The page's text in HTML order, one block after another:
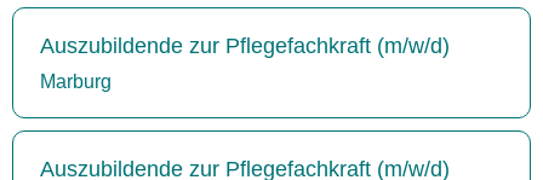
Auszubildende zur Pflegefachkraft (m/w/d)
Marburg
Auszubildende zur Pflegefachkraft (m/w/d)